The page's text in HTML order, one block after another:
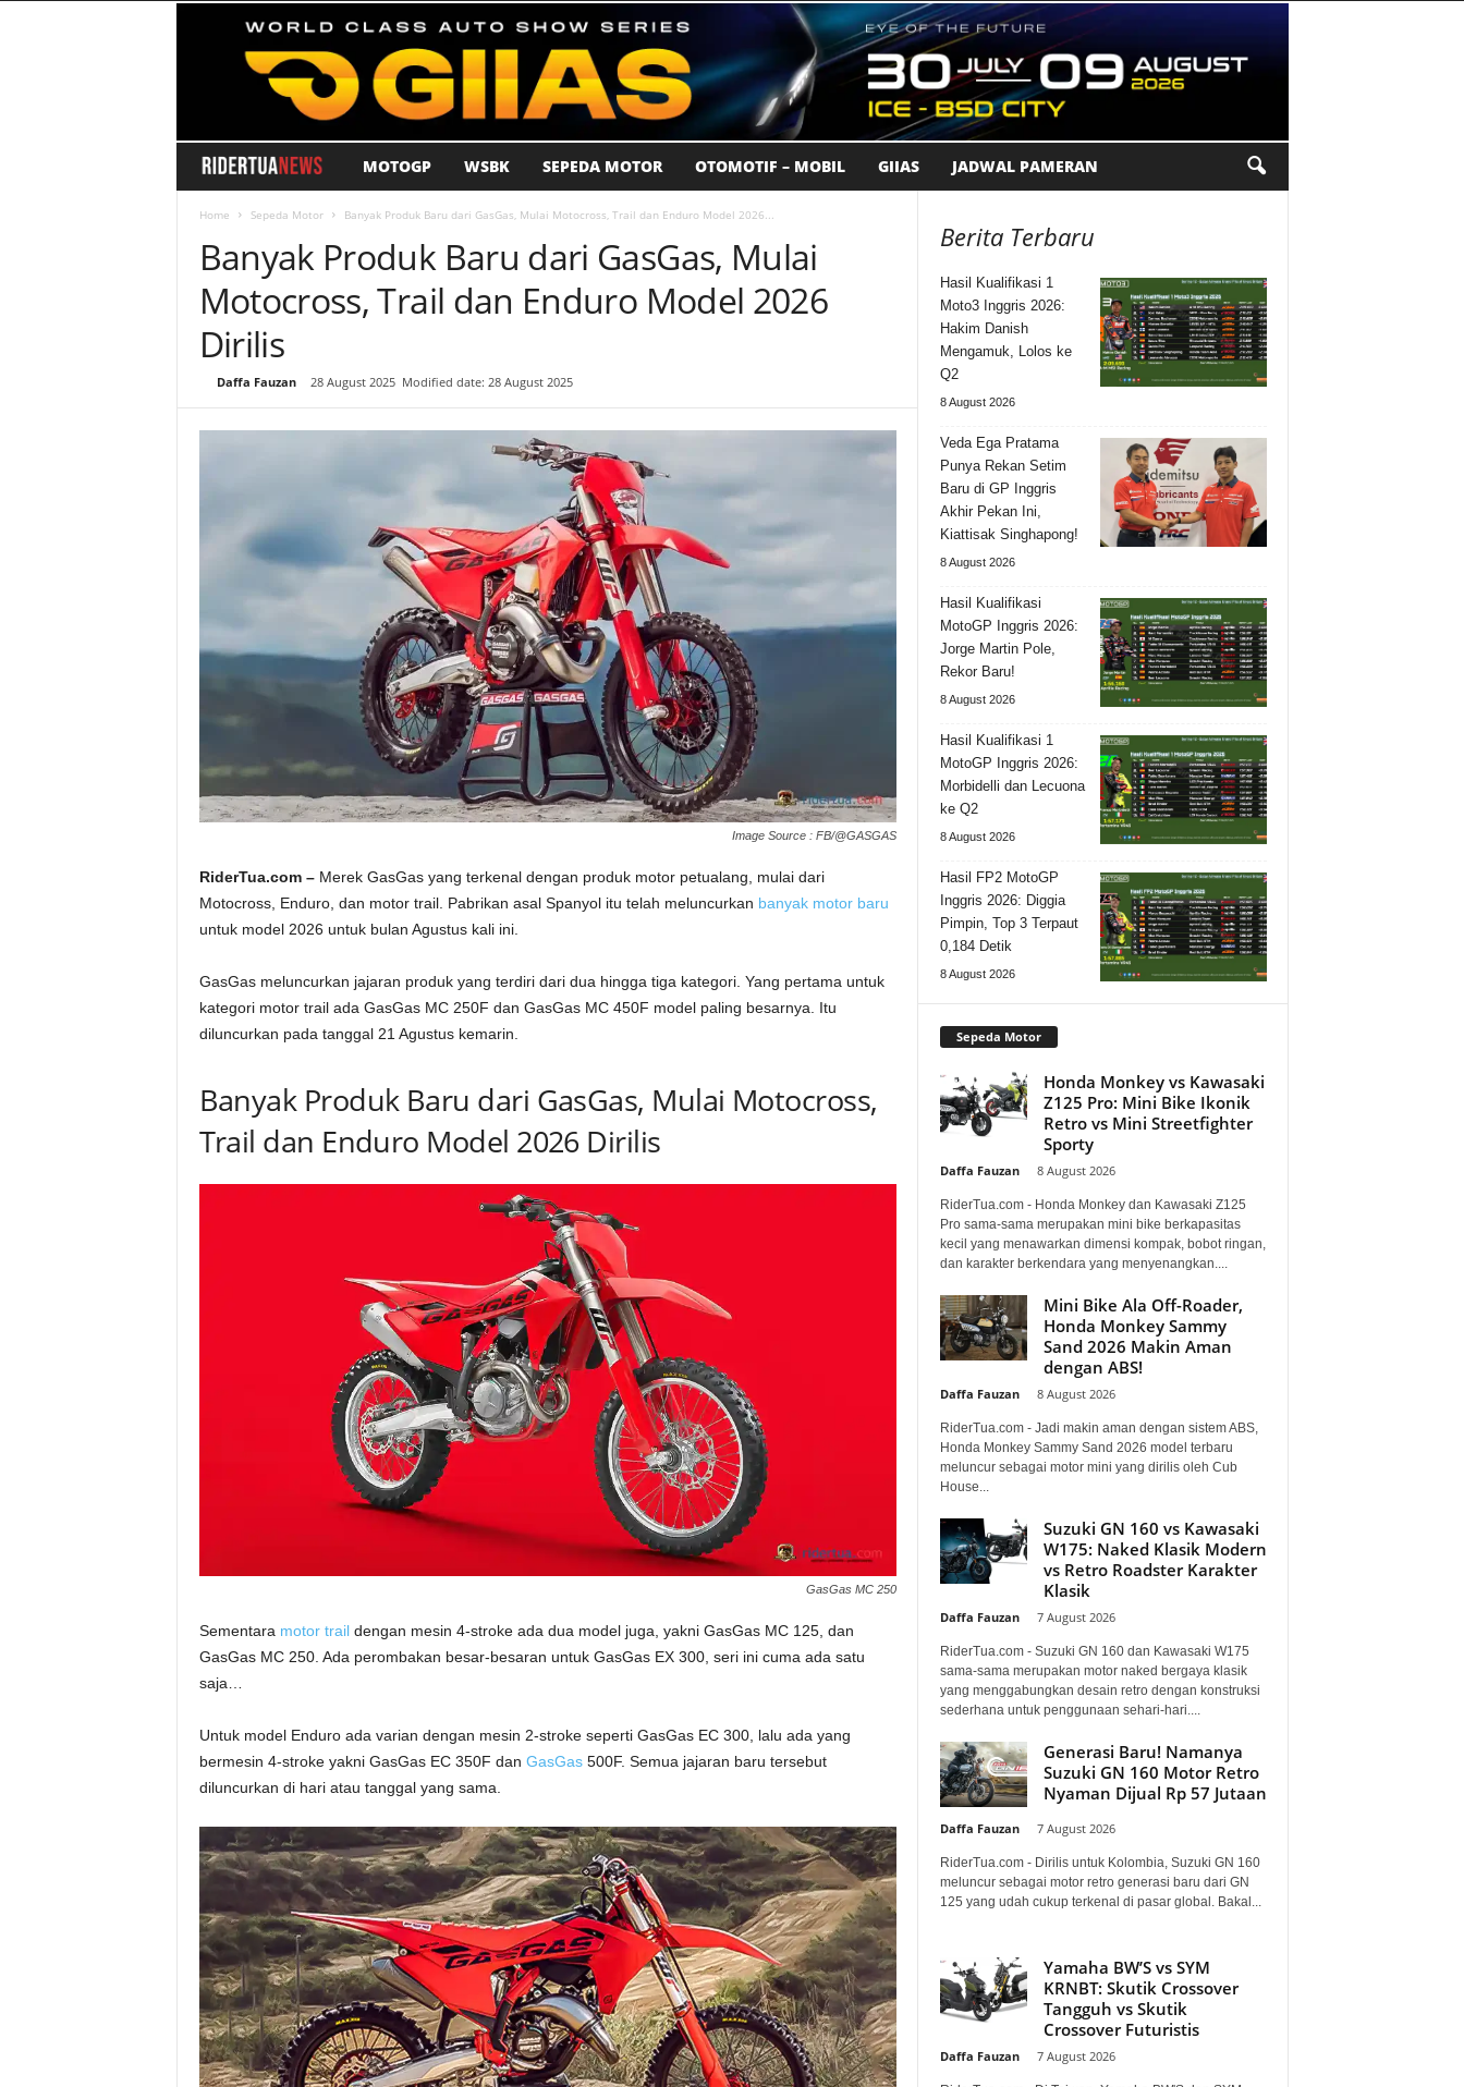
i
d
e
T
MOTOGP WSBK SEPEDA MOTOR OTOMOTIF – MOBIL GIIAS JADWAL PAMERAN
Home Sepeda Motor Banyak Produk Baru dari GasGas, Mulai Motocross, Trail dan Enduro Model 2026...
Banyak Produk Baru dari GasGas, Mulai
Motocross, Trail dan Enduro Model 2026
Dirilis
Daffa Fauzan- 28 August 2025 Modified date: 28 August 2025
Image Source : FB/@GASGAS
RiderTua.com –Merek GasGas yang terkenal dengan produk motor petualang, mulai dari
Motocross, Enduro, dan motor trail. Pabrikan asal Spanyol itu telah meluncurkan banyak motor baru
untuk model 2026 untuk bulan Agustus kali ini.
GasGas meluncurkan jajaran produk yang terdiri dari dua hingga tiga kategori. Yang pertama untuk
kategori motor trail ada GasGas MC 250F dan GasGas MC 450F model paling besarnya. Itu
diluncurkan pada tanggal 21 Agustus kemarin.
Banyak Produk Baru dari GasGas, Mulai Motocross,
Trail dan Enduro Model 2026 Dirilis
GasGas MC 250
Sementara motor traildengan mesin 4-stroke ada dua model juga, yakni GasGas MC 125, dan
GasGas MC 250. Ada perombakan besar-besaran untuk GasGas EX 300, seri ini cuma ada satu
saja…
Untuk model Enduro ada varian dengan mesin 2-stroke seperti GasGas EC 300, lalu ada yang
bermesin 4-stroke yakni GasGas EC 350F dan GasGas500F. Semua jajaran baru tersebut
diluncurkan di hari atau tanggal yang sama.
Berita Terbaru
Hasil Kualifikasi 1
Moto3 Inggris 2026:
Hakim Danish
Mengamuk, Lolos ke
Q2
8 August 2026
Veda Ega Pratama
Punya Rekan Setim
Baru di GP Inggris
Akhir Pekan Ini,
Kiattisak Singhapong!
8 August 2026
Hasil Kualifikasi
MotoGP Inggris 2026:
Jorge Martin Pole,
Rekor Baru!
8 August 2026
Hasil Kualifikasi 1
MotoGP Inggris 2026:
Morbidelli dan Lecuona
ke Q2
8 August 2026
Hasil FP2 MotoGP
Inggris 2026: Diggia
Pimpin, Top 3 Terpaut
0,184 Detik
8 August 2026
Sepeda Motor
Honda Monkey vs Kawasaki
Z125 Pro: Mini Bike Ikonik
Retro vs Mini Streetfighter
Sporty
Daffa Fauzan 8 August 2026
RiderTua.com - Honda Monkey dan Kawasaki Z125
Pro sama-sama merupakan mini bike berkapasitas
kecil yang menawarkan dimensi kompak, bobot ringan,
dan karakter berkendara yang menyenangkan....
Mini Bike Ala Off-Roader,
Honda Monkey Sammy
Sand 2026 Makin Aman
dengan ABS!
Daffa Fauzan 8 August 2026
RiderTua.com - Jadi makin aman dengan sistem ABS,
Honda Monkey Sammy Sand 2026 model terbaru
meluncur sebagai motor mini yang dirilis oleh Cub
House...
Suzuki GN 160 vs Kawasaki
W175: Naked Klasik Modern
vs Retro Roadster Karakter
Klasik
Daffa Fauzan 7 August 2026
RiderTua.com - Suzuki GN 160 dan Kawasaki W175
sama-sama merupakan motor naked bergaya klasik
yang menggabungkan desain retro dengan konstruksi
sederhana untuk penggunaan sehari-hari....
Generasi Baru! Namanya
Suzuki GN 160 Motor Retro
Nyaman Dijual Rp 57 Jutaan
Daffa Fauzan 7 August 2026
RiderTua.com - Dirilis untuk Kolombia, Suzuki GN 160
meluncur sebagai motor retro generasi baru dari GN
125 yang udah cukup terkenal di pasar global. Bakal...
Yamaha BW’S vs SYM
KRNBT: Skutik Crossover
Tangguh vs Skutik
Crossover Futuristis
Daffa Fauzan 7 August 2026